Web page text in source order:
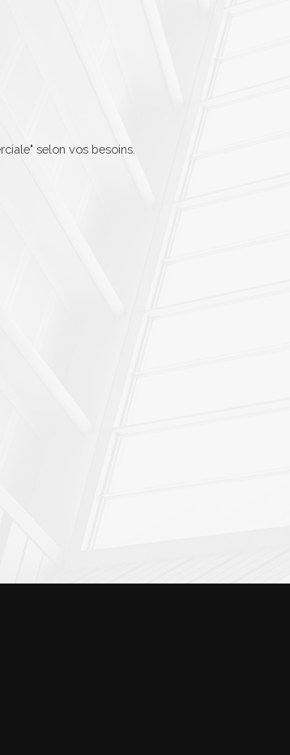
selon vos besoins.